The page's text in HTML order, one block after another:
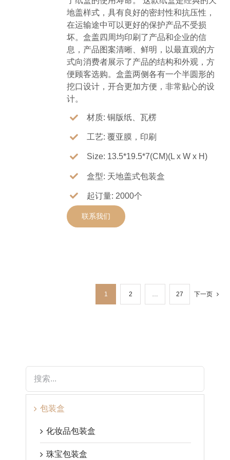
地盖样式，具有良好的密封性和抗压性，
在运输途中可以更好的保护产品不受损
坏。盒盖四周均印刷了产品和企业的信
息，产品图案清晰、鲜明，以最直观的方
式向消费者展示了产品的结构和外观，方
便顾客选购。盒盖两侧各有一个半圆形的
挖口设计，开合更加方便，非常贴心的设
计。
材质: 铜版纸、瓦楞
工艺: 覆亚膜，印刷
Size: 13.5*19.5*7(CM)(L x W x H)
盒型: 天地盖式包装盒
起订量: 2000个
联系我们
1 2 … 27 下一页
包装盒
化妆品包装盒
珠宝包装盒